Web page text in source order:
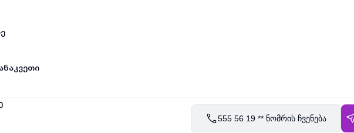
555 56 19 ** ნომრის ჩვენება